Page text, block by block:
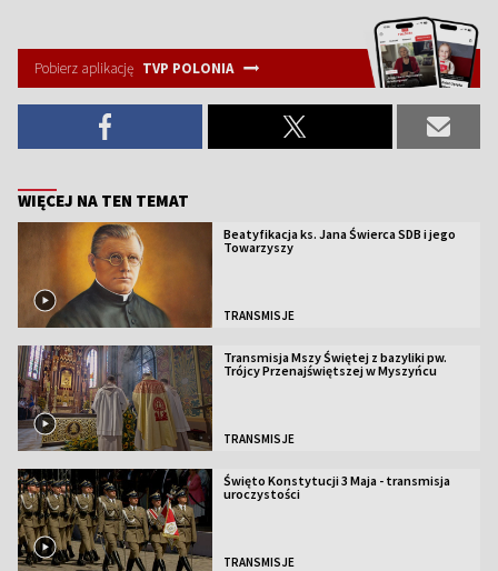
Pobierz aplikację TVP POLONIA
WIĘCEJ NA TEN TEMAT
Beatyfikacja ks. Jana Świerca SDB i jego
Towarzyszy
TRANSMISJE
Transmisja Mszy Świętej z bazyliki pw.
Trójcy Przenajświętszej w Myszyńcu
TRANSMISJE
Święto Konstytucji 3 Maja - transmisja
uroczystości
TRANSMISJE